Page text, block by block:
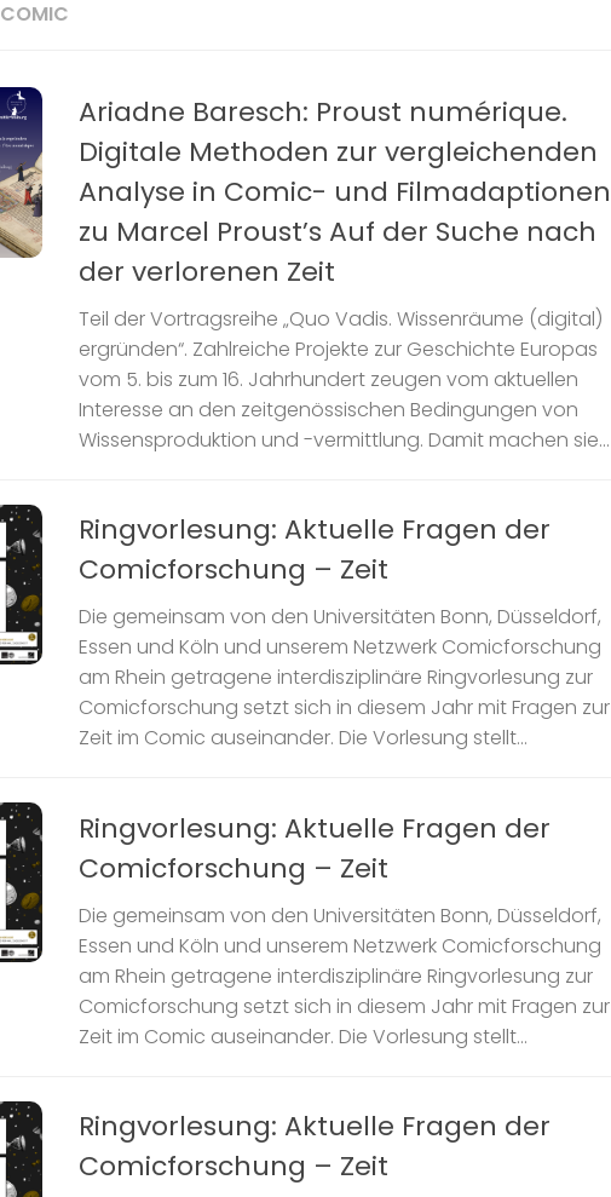
COMIC
Ariadne Baresch: Proust numérique.
Digitale Methoden zur vergleichenden
Analyse in Comic- und Filmadaptionen
zu Marcel Proust’s Auf der Suche nach
der verlorenen Zeit
Teil der Vortragsreihe „Quo Vadis. Wissenräume (digital)
ergründen“. Zahlreiche Projekte zur Geschichte Europas
vom 5. bis zum 16. Jahrhundert zeugen vom aktuellen
Interesse an den zeitgenössischen Bedingungen von
Wissensproduktion und -vermittlung. Damit machen sie...
Ringvorlesung: Aktuelle Fragen der
Comicforschung – Zeit
Die gemeinsam von den Universitäten Bonn, Düsseldorf,
Essen und Köln und unserem Netzwerk Comicforschung
am Rhein getragene interdisziplinäre Ringvorlesung zur
Comicforschung setzt sich in diesem Jahr mit Fragen zur
Zeit im Comic auseinander. Die Vorlesung stellt...
Ringvorlesung: Aktuelle Fragen der
Comicforschung – Zeit
Die gemeinsam von den Universitäten Bonn, Düsseldorf,
Essen und Köln und unserem Netzwerk Comicforschung
am Rhein getragene interdisziplinäre Ringvorlesung zur
Comicforschung setzt sich in diesem Jahr mit Fragen zur
Zeit im Comic auseinander. Die Vorlesung stellt...
Ringvorlesung: Aktuelle Fragen der
Comicforschung – Zeit